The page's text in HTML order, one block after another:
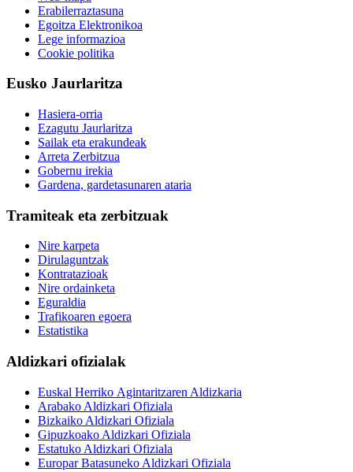
Erabilerraztasuna
Egoitza Elektronikoa
Lege informazioa
Cookie politika
Eusko Jaurlaritza
Hasiera-orria
Ezagutu Jaurlaritza
Sailak eta erakundeak
Arreta Zerbitzua
Gobernu irekia
Gardena, gardetasunaren ataria
Tramiteak eta zerbitzuak
Nire karpeta
Dirulaguntzak
Kontratazioak
Nire ordainketa
Eguraldia
Trafikoaren egoera
Estatistika
Aldizkari ofizialak
Euskal Herriko Agintaritzaren Aldizkaria
Arabako Aldizkari Ofiziala
Bizkaiko Aldizkari Ofiziala
Gipuzkoako Aldizkari Ofiziala
Estatuko Aldizkari Ofiziala
Europar Batasuneko Aldizkari Ofiziala